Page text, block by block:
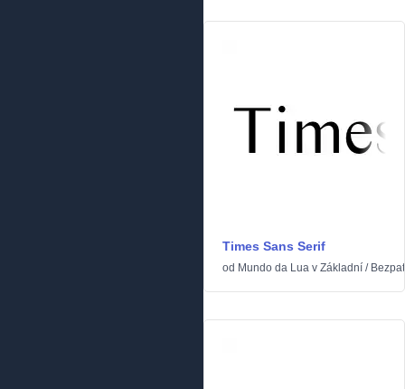
Times Sans Serif
od Mundo da Lua v Základní /